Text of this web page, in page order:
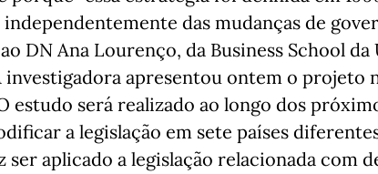
independentemente das mudanças de
DN Ana Lourenço, da Business School
investigadora apresentou ontem o projeto
estudo será realizado ao longo dos
a legislação em sete países
ser aplicado a legislação relacionada com